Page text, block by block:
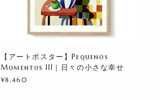
【アートポスター】Pequenos
Momentos III｜日々の小さな幸せ
¥8,460